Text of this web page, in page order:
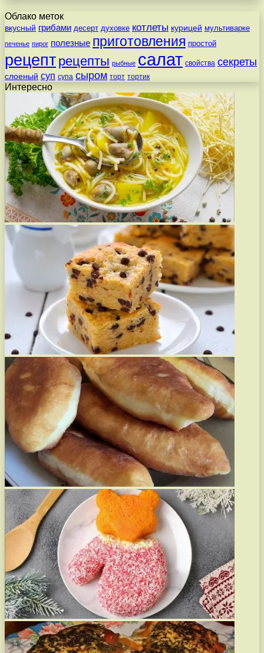
Облако меток
вкусный грибами десерт духовке котлеты курицей мультиварке
печенье пирог полезные приготовления простой
рецепт рецепты рыбные салат свойства секреты
слоеный суп супа сыром торт тортик
Интересно